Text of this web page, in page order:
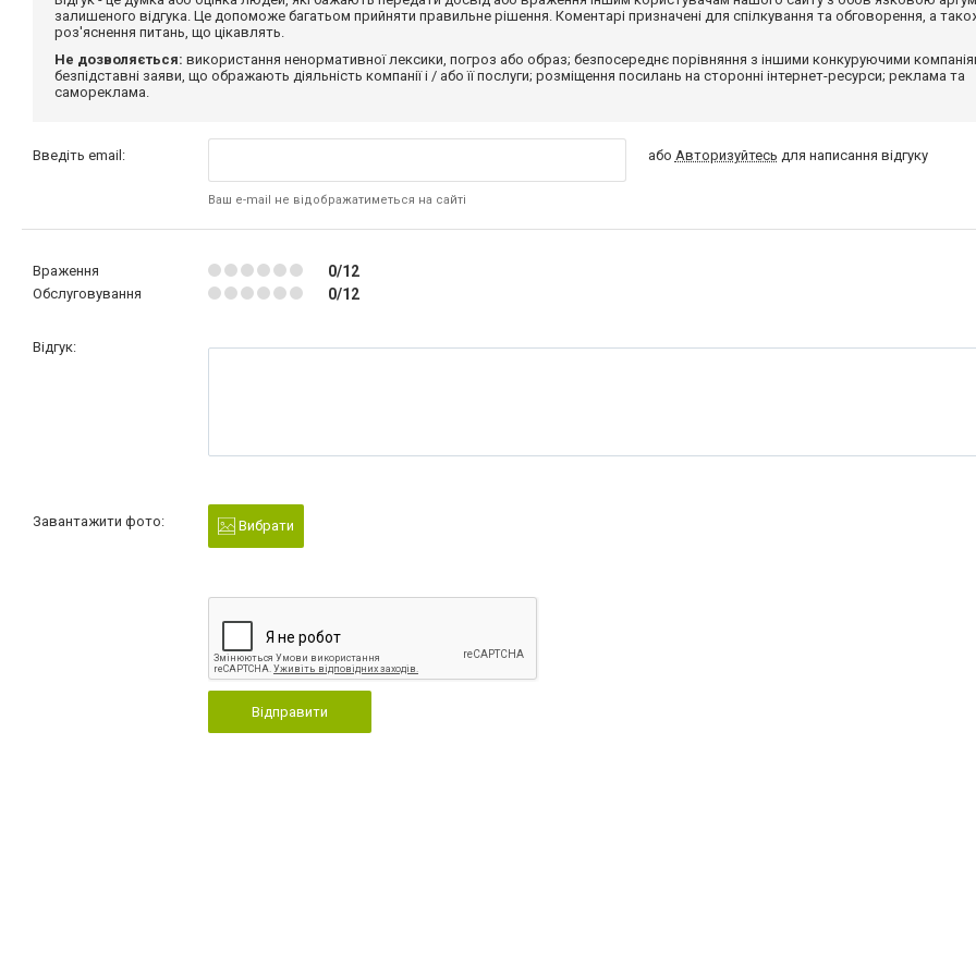
залишеного відгука. Це допоможе багатьом прийняти правильне рішення. Коментарі призначені для спілкування та обговорення, а
роз'яснення питань, що цікавлять.
Не дозволяється: використання ненормативної лексики, погроз або образ; безпосереднє порівняння з іншими конкуруючими
безпідставні заяви, що ображають діяльність компанії і / або її послуги; розміщення посилань на сторонні інтернет-ресурси; реклама та
самореклама.
Введіть email:
Ваш e-mail не відображатиметься на сайті
або Авторизуйтесь для написання відгуку
Враження 0/12
Обслуговування 0/12
Відгук:
Завантажити фото: Вибрати
Відправити